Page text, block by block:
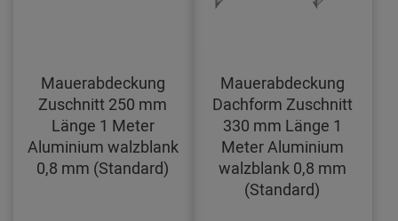
Mauerabdeckung
Zuschnitt 250 mm
Länge 1 Meter
Aluminium walzblank
0,8 mm (Standard)
Mauerabdeckung
Dachform Zuschnitt
330 mm Länge 1
Meter Aluminium
walzblank 0,8 mm
(Standard)